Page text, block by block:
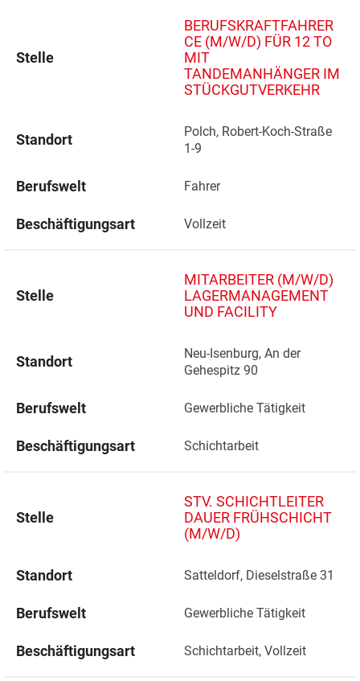
Stelle
BERUFSKRAFTFAHRER
CE (M/W/D) FÜR 12 TO
MIT
TANDEMANHÄNGER IM
STÜCKGUTVERKEHR
Standort
Polch, Robert-Koch-Straße
1-9
Berufswelt Fahrer
Beschäftigungsart Vollzeit
Stelle
MITARBEITER (M/W/D)
LAGERMANAGEMENT
UND FACILITY
Standort
Neu-Isenburg, An der
Gehespitz 90
Berufswelt Gewerbliche Tätigkeit
Beschäftigungsart Schichtarbeit
Stelle
STV. SCHICHTLEITER
DAUER FRÜHSCHICHT
(M/W/D)
Standort Satteldorf, Dieselstraße 31
Berufswelt Gewerbliche Tätigkeit
Beschäftigungsart Schichtarbeit, Vollzeit